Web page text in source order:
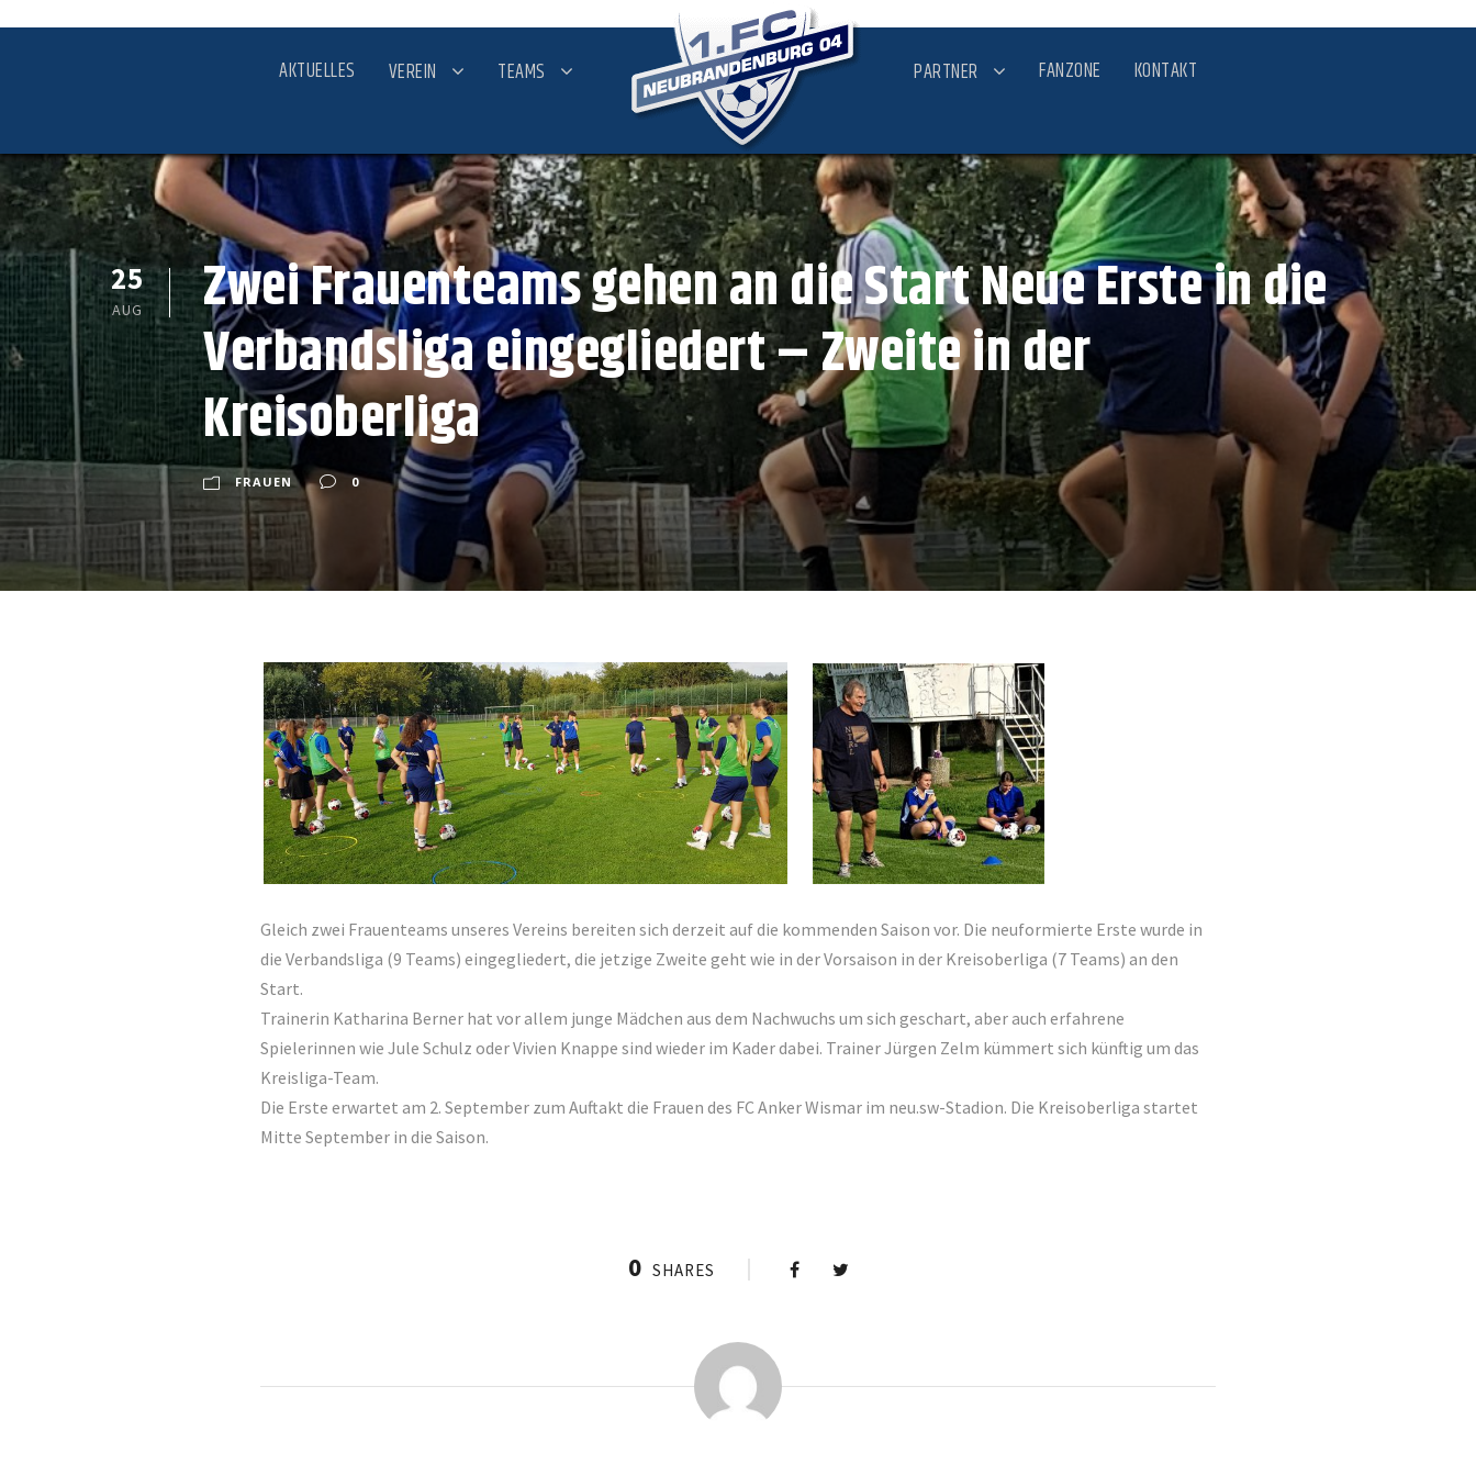
AKTUELLES VEREIN TEAMS PARTNER FANZONE KONTAKT
25
AUG Zwei Frauenteams gehen an die Start Neue Erste in die
Verbandsliga eingegliedert – Zweite in der
Kreisoberliga
FRAUEN 0
Gleich zwei Frauenteams unseres Vereins bereiten sich derzeit auf die kommenden Saison vor. Die neuformierte Erste wurde in
die Verbandsliga (9 Teams) eingegliedert, die jetzige Zweite geht wie in der Vorsaison in der Kreisoberliga (7 Teams) an den
Start.
Trainerin Katharina Berner hat vor allem junge Mädchen aus dem Nachwuchs um sich geschart, aber auch erfahrene
Spielerinnen wie Jule Schulz oder Vivien Knappe sind wieder im Kader dabei. Trainer Jürgen Zelm kümmert sich künftig um das
Kreisliga-Team.
Die Erste erwartet am 2. September zum Auftakt die Frauen des FC Anker Wismar im neu.sw-Stadion. Die Kreisoberliga startet
Mitte September in die Saison.
0 SHARES